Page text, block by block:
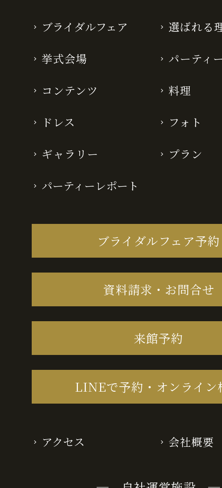
ブライダルフェア 選ばれる
挙式会場 パーティ
コンテンツ 料理
ドレス フォト
ギャラリー プラン
パーティーレポート
ブライダルフェア予約
資料請求・お問合せ
来館予約
LINEで予約・オンライン
アクセス 会社概要